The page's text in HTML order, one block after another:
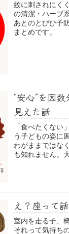
蚊に刺されにく
の清潔・ハーブ
あとのとびひ予
まとめです。
“安心”を因
見えた話
「食べたくない
う子どもの姿に
わがままではな
も知れません。
え？座って
室内を走る子、
それって気持ち